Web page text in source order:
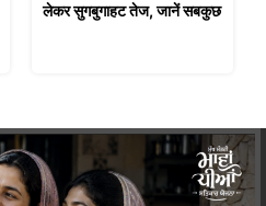
लेकर सुगबुगाहट तेज, जानें सबकुछ